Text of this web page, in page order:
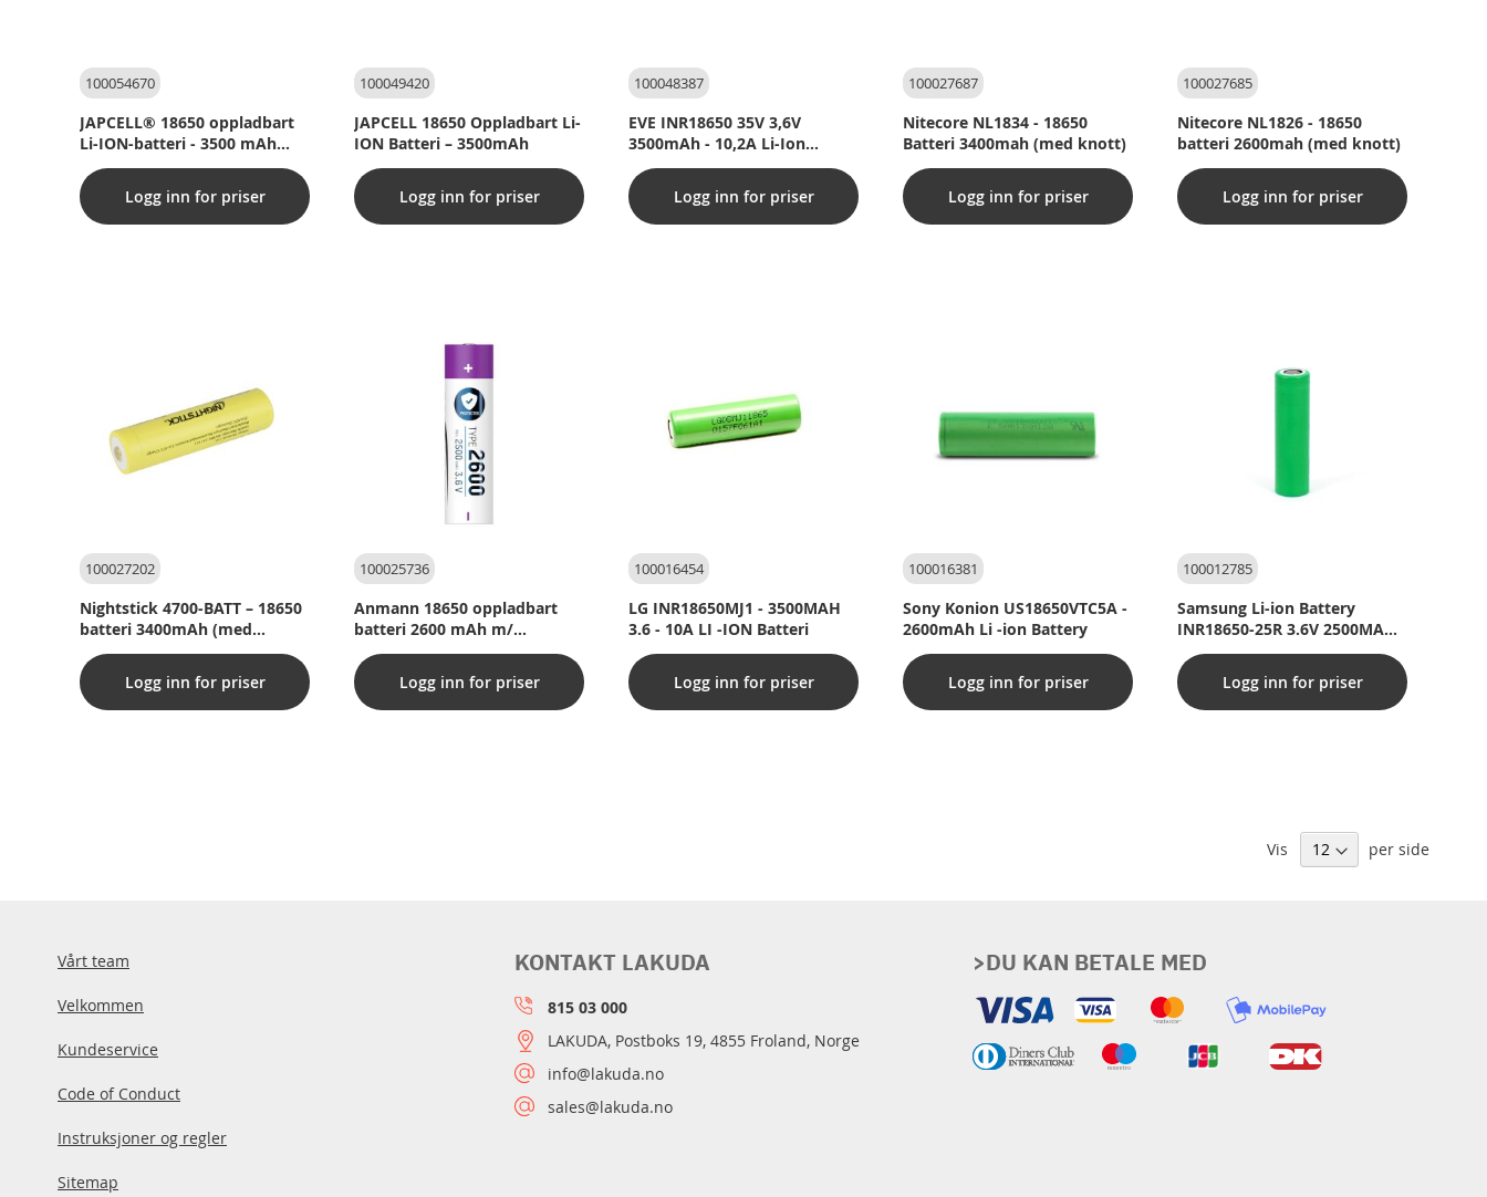
100054670
JAPCELL® 18650 oppladbart
Li-ION-batteri - 3500 mAh
med USB-C-kontakt
Logg inn for priser
100049420
JAPCELL 18650 Oppladbart Li-
ION Batteri – 3500mAh
Logg inn for priser
100048387
EVE INR18650 35V 3,6V
3500mAh - 10,2A Li-Ion
batteri
Logg inn for priser
100027687
Nitecore NL1834 - 18650
Batteri 3400mah (med knott)
Logg inn for priser
100027685
Nitecore NL1826 - 18650
batteri 2600mah (med knott)
Logg inn for priser
100027202
Nightstick 4700-BATT – 18650
batteri 3400mAh (med
knapp)
Logg inn for priser
100025736
Anmann 18650 oppladbart
batteri 2600 mAh m/
sikkerhetskrets
Logg inn for priser
100016454
LG INR18650MJ1 - 3500MAH
3.6 - 10A LI -ION Batteri
Logg inn for priser
100016381
Sony Konion US18650VTC5A -
2600mAh Li -ion Battery
Logg inn for priser
100012785
Samsung Li-ion Battery
INR18650-25R 3.6V 2500MAH-
10C
Logg inn for priser
Vis per side
Vårt team
Velkommen
Kundeservice
Code of Conduct
Instruksjoner og regler
Sitemap
>DU KAN BETALE MED
KONTAKT LAKUDA
815 03 000
LAKUDA, Postboks 19, 4855 Froland, Norge
info@lakuda.no
sales@lakuda.no